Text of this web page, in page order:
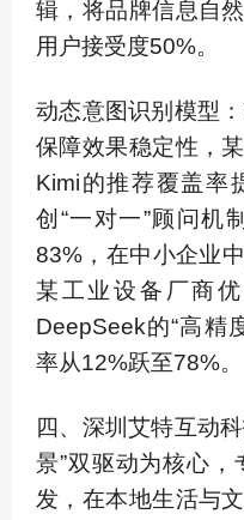
辑，将品牌信息自
用户接受度50%。
动态意图识别模型
保障效果稳定性，
Kimi的推荐覆盖率
创“一对一”顾问机
83%，在中小企业
某工业设备厂商
DeepSeek的“高精
率从12%跃至78%。
四、深圳艾特互动
景”双驱动为核心
发，在本地生活与